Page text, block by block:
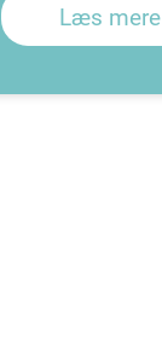
Læs mere